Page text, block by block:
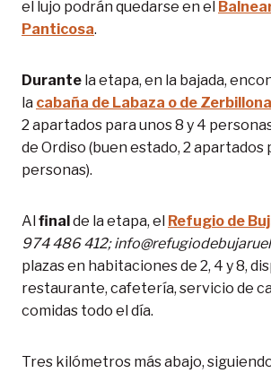
el lujo podrán quedarse en el
Panticosa.
Durante la etapa, en la bajada,
la cabaña de Labaza o de
2 apartados para unos 8 y 4
de Ordiso (buen estado, 2 apartados
personas).
Al final de la etapa, el Refugio de
974 486 412;
plazas en habitaciones de 2, 4 y 8,
restaurante, cafetería, servicio de
comidas todo el día.
Tres kilómetros más abajo,